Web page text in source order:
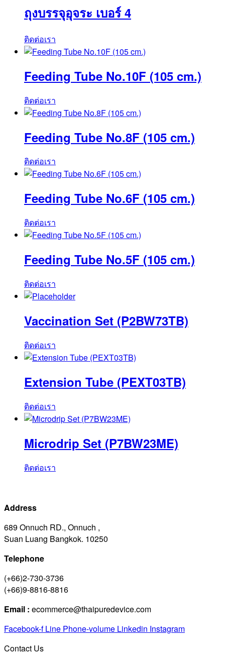
ถุงบรรจุอุจระ เบอร์ 4
ติดต่อเรา
Feeding Tube No.10F (105 cm.)
ติดต่อเรา
Feeding Tube No.8F (105 cm.)
ติดต่อเรา
Feeding Tube No.6F (105 cm.)
ติดต่อเรา
Feeding Tube No.5F (105 cm.)
ติดต่อเรา
Vaccination Set (P2BW73TB)
ติดต่อเรา
Extension Tube (PEXT03TB)
ติดต่อเรา
Microdrip Set (P7BW23ME)
ติดต่อเรา
Address
689 Onnuch RD., Onnuch ,
Suan Luang Bangkok. 10250
Telephone
(+66)2-730-3736
(+66)9-8816-8816
Email : ecommerce@thaipuredevice.com
Facebook-f Line Phone-volume Linkedin Instagram
Contact Us